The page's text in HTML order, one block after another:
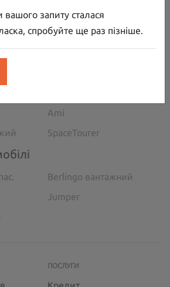
Ami
SpaceTourer
Berlingo вантажний
Jumper
ПОСЛУГИ
вашого запиту сталася
спробуйте ще раз пізніше.